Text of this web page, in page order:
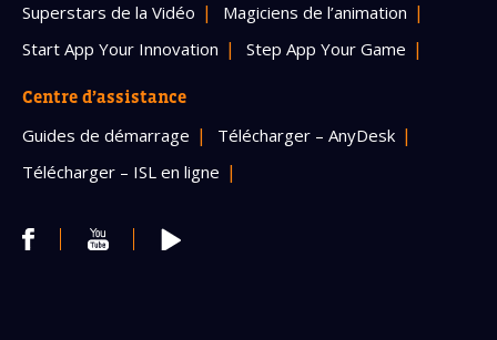
Superstars de la Vidéo
Magiciens de l’animation
Start App Your Innovation
Step App Your Game
Centre d’assistance
Guides de démarrage
Télécharger – AnyDesk
Télécharger – ISL en ligne